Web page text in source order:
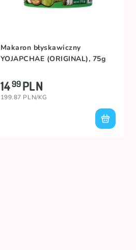
Makaron błyskawiczny
YOJAPCHAE (ORIGINAL), 75g
1499PLN
199.87 PLN/KG